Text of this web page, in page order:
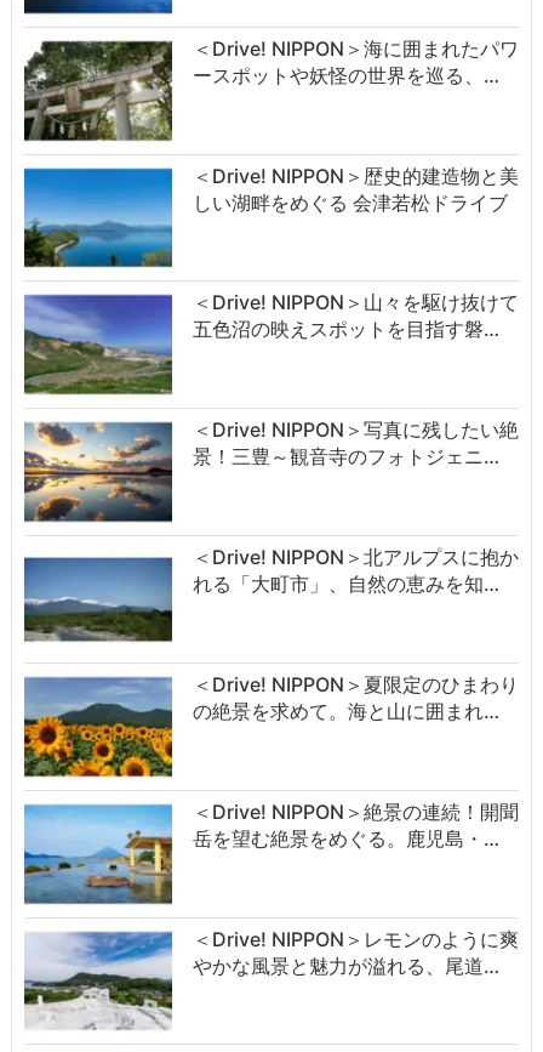
＜Drive! NIPPON＞海に囲まれたパワ
ースポットや妖怪の世界を巡る、…
＜Drive! NIPPON＞歴史的建造物と美
しい湖畔をめぐる 会津若松ドライブ
＜Drive! NIPPON＞山々を駆け抜けて
五色沼の映えスポットを目指す磐…
＜Drive! NIPPON＞写真に残したい絶
景！三豊～観音寺のフォトジェニ…
＜Drive! NIPPON＞北アルプスに抱か
れる「大町市」、自然の恵みを知…
＜Drive! NIPPON＞夏限定のひまわり
の絶景を求めて。海と山に囲まれ…
＜Drive! NIPPON＞絶景の連続！開聞
岳を望む絶景をめぐる。鹿児島・…
＜Drive! NIPPON＞レモンのように爽
やかな風景と魅力が溢れる、尾道…